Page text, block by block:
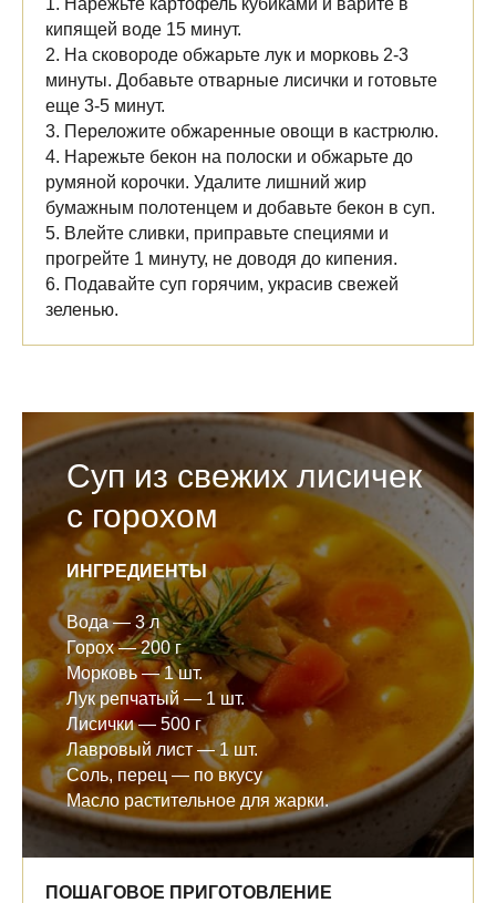
кипящей воде 15 минут.
2. На сковороде обжарьте лук и морковь 2-3
минуты. Добавьте отварные лисички и готовьте
еще 3-5 минут.
3. Переложите обжаренные овощи в кастрюлю.
4. Нарежьте бекон на полоски и обжарьте до
румяной корочки. Удалите лишний жир
бумажным полотенцем и добавьте бекон в суп.
5. Влейте сливки, приправьте специями и
прогрейте 1 минуту, не доводя до кипения.
6. Подавайте суп горячим, украсив свежей
зеленью.
Суп из свежих лисичек
с горохом
ИНГРЕДИЕНТЫ
Вода — 3 л
Горох — 200 г
Морковь — 1 шт.
Лук репчатый — 1 шт.
Лисички — 500 г
Лавровый лист — 1 шт.
Соль, перец — по вкусу
Масло растительное для жарки.
ПОШАГОВОЕ ПРИГОТОВЛЕНИЕ